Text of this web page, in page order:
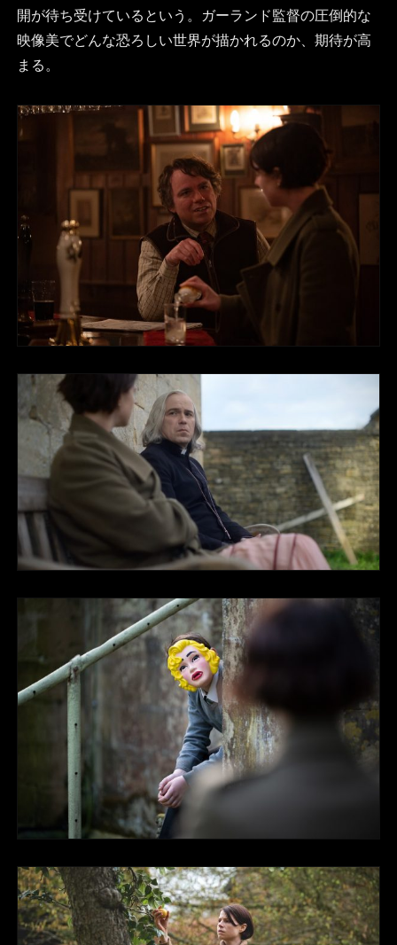
開が待ち受けているという。ガーランド監督の圧倒的な
映像美でどんな恐ろしい世界が描かれるのか、期待が高
まる。